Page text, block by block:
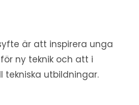
är att inspirera unga
ny teknik och att i
tekniska utbildningar.